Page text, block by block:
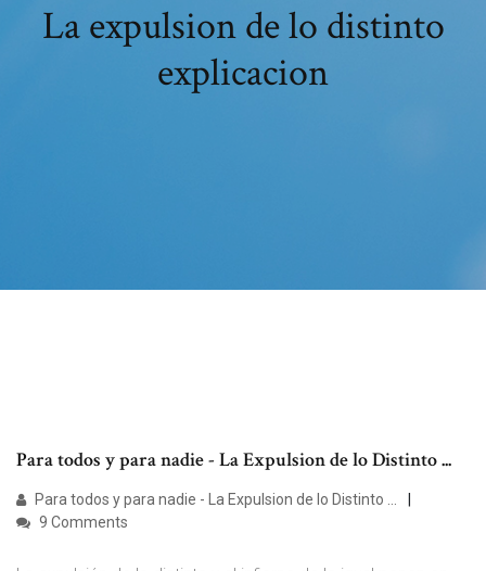
La expulsion de lo distinto
explicacion
Para todos y para nadie - La Expulsion de lo Distinto ...
Para todos y para nadie - La Expulsion de lo Distinto ...
9 Comments